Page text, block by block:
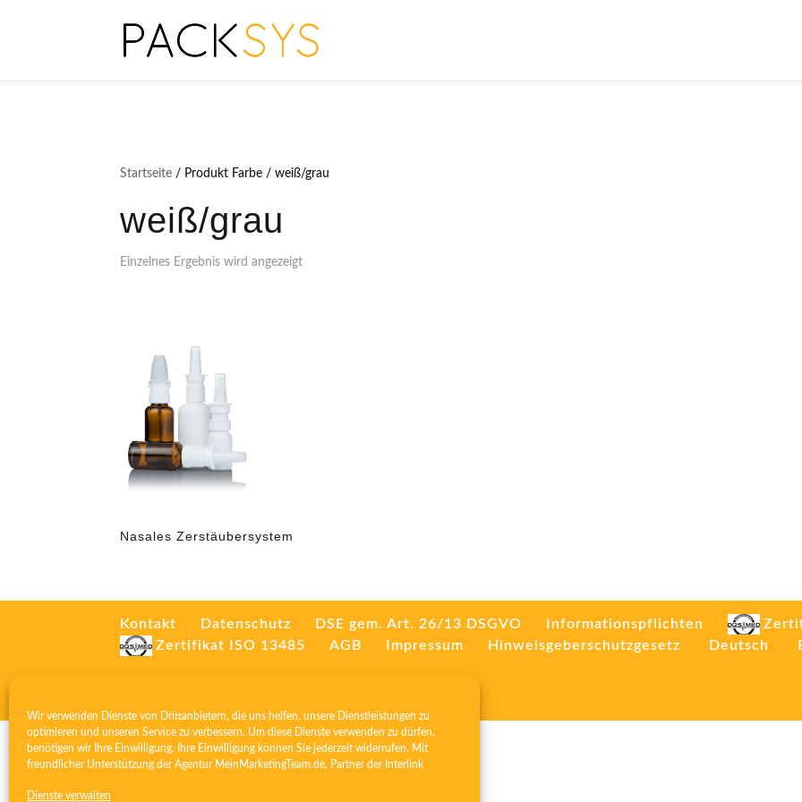
Wir verwenden Dienste von Drittanbietern, die uns helfen, unsere Dienstleistungen zu
optimieren und unseren Service zu verbessern. Um diese Dienste verwenden zu dürfen,
benötigen wir Ihre Einwilligung. Ihre Einwilligung können Sie jederzeit widerrufen. Mit
freundlicher Unterstützung der Agentur MeinMarketingTeam.de, Partner der Interlink
Dienste verwalten
Startseite / Produkt Farbe / weiß/grau
weiß/grau
Einzelnes Ergebnis wird angezeigt
Nasales Zerstäubersystem
Kontakt Datenschutz DSE gem. Art. 26/13 DSGVO Informationspflichten
Zertifikat ISO 13485
AGB Impressum Hinweisgeberschutzgesetz Deutsch